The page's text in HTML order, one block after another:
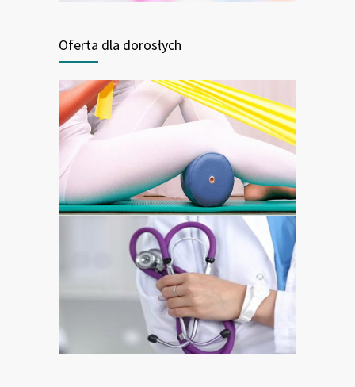
Oferta dla dorosłych
Z troski o dorosłych...
Każdy z nas czasem zapomina o tym, jak
ważni jesteśmy my sami, nasze zdrowie i
dobre samopoczucie.
Zdarza nam się bagatelizować własne
potrzeby i pragnienia. W natłoku pracy,
papierkowej roboty, spotkań, obowiązków
rodzinnych powinniśmy zadbać też o
siebie.
Zobacz pakiet usług dla dorosłych